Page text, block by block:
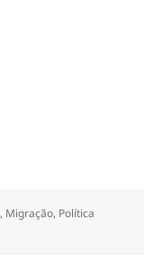
, Migração, Política